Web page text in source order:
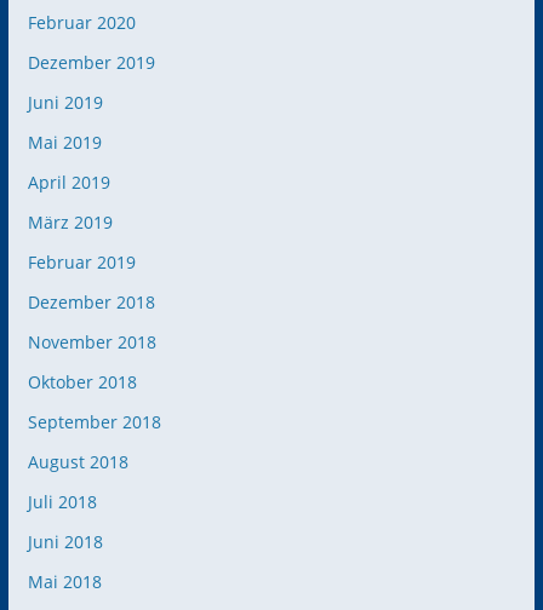
Februar 2020
Dezember 2019
Juni 2019
Mai 2019
April 2019
März 2019
Februar 2019
Dezember 2018
November 2018
Oktober 2018
September 2018
August 2018
Juli 2018
Juni 2018
Mai 2018